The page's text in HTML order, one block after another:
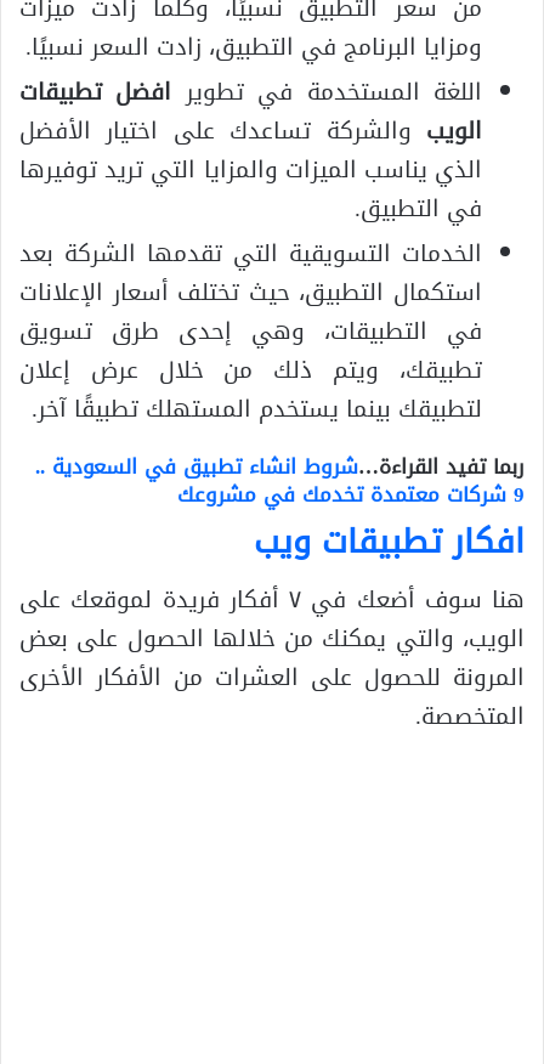
من سعر التطبيق نسبيًا، وكلما زادت ميزات
ومزايا البرنامج في التطبيق، زادت السعر نسبيًا.
اللغة المستخدمة في تطوير افضل تطبيقات
الويب والشركة تساعدك على اختيار الأفضل
الذي يناسب الميزات والمزايا التي تريد توفيرها
في التطبيق.
الخدمات التسويقية التي تقدمها الشركة بعد
استكمال التطبيق، حيث تختلف أسعار الإعلانات
في التطبيقات، وهي إحدى طرق تسويق
تطبيقك، ويتم ذلك من خلال عرض إعلان
لتطبيقك بينما يستخدم المستهلك تطبيقًا آخر.
ربما تفيد القراءة…شروط انشاء تطبيق في السعودية ..
9 شركات معتمدة تخدمك في مشروعك
افكار تطبيقات ويب
هنا سوف أضعك في ٧ أفكار فريدة لموقعك على
الويب، والتي يمكنك من خلالها الحصول على بعض
المرونة للحصول على العشرات من الأفكار الأخرى
المتخصصة.